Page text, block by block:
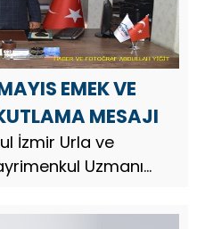
EMEK VE
MESAJI
İzmir Urla ve
Uzmanı
Günü nedeniyle bir